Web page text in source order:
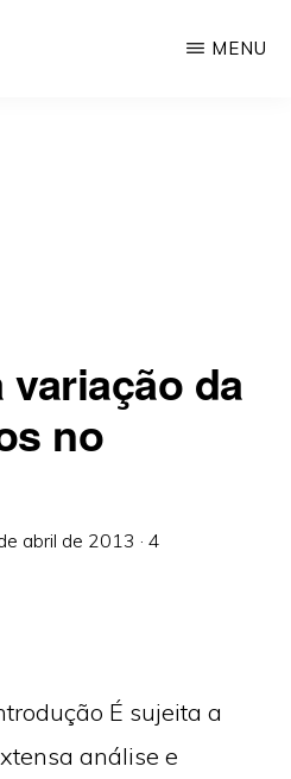
MENU
da
no
abril de 2013 ·4
É sujeita a
análise e